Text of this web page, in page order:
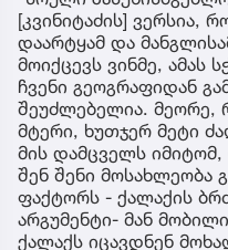
ის ასევე ყურადღებას
მობილიზაცია არ იყო
მოხალისეები
შესაძლებელი იყო
ისტორიკოსი იხსენებს
დარჩნენ და ბრძოლაში
მისი განცხადებით,
შეეძლო
დაცვა